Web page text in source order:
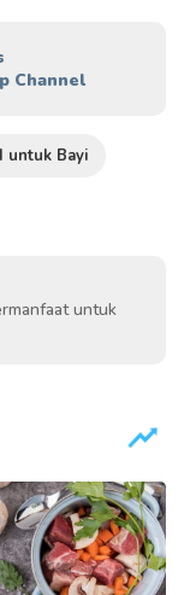
Channel
untuk Bayi
untuk